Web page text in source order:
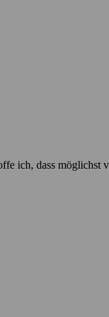
ich, dass möglichst